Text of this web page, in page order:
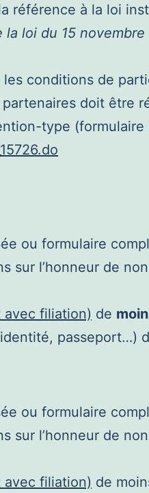
référence à la loi
loi du 15
conditions de
doit être
type (formulaire
ou formulaire
sur l’honneur de
filiation) de
passeport…)
ou formulaire
sur l’honneur de
filiation) de